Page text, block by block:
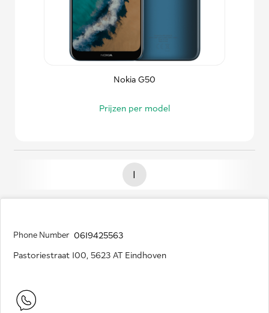
Nokia G50
Prijzen per model
1
Phone Number 0619425563
Pastoriestraat 100, 5623 AT Eindhoven